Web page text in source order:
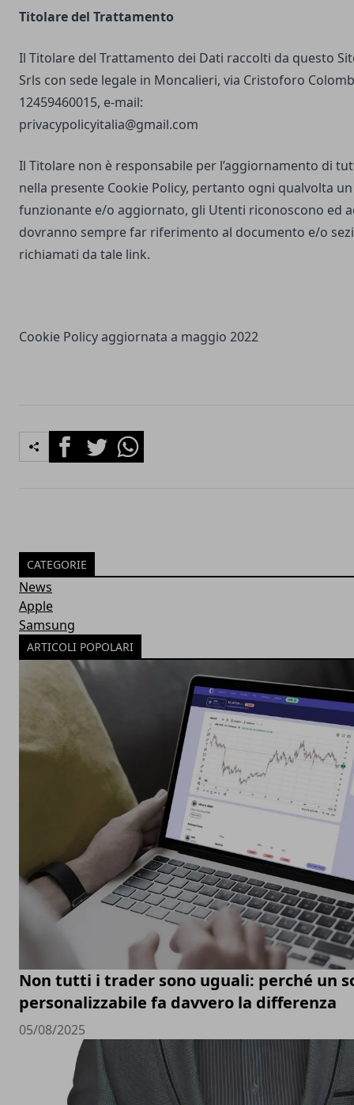
Titolare del Trattamento
Il Titolare del Trattamento dei Dati raccolti da questo
Srls con sede legale in Moncalieri, via Cristoforo
12459460015, e-mail:
privacypolicyitalia@gmail.com
Il Titolare non è responsabile per l’aggiornamento di
nella presente Cookie Policy, pertanto ogni qualvolta
funzionante e/o aggiornato, gli Utenti riconoscono ed
dovranno sempre far riferimento al documento e/o
richiamati da tale link.
Cookie Policy aggiornata a maggio 2022
FacebookTwitterWhatsapp
CATEGORIE
News
Apple
Samsung
ARTICOLI POPOLARI
Non tutti i trader sono uguali: perché un
personalizzabile fa davvero la differenza
05/08/2025